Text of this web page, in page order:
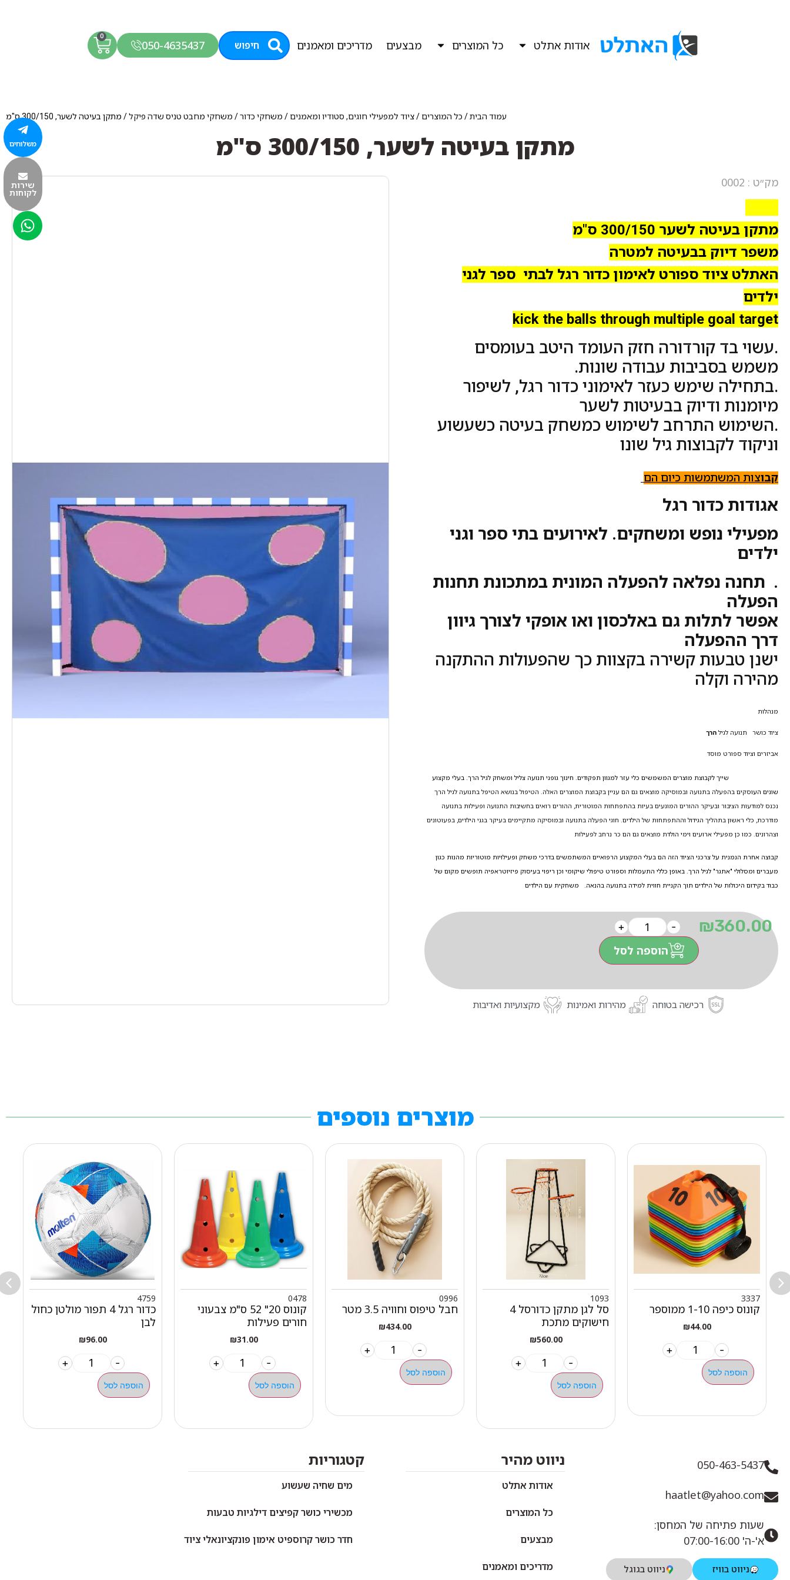
אודות אתלט כל המוצרים מבצעים מדריכים ומאמנים חיפוש 050-4635437
0
עמוד הבית/ כל המוצרים /ציוד למפעילי חוגים, סטודיו ומאמנים / משחקי כדור/ משחקי מחבט טניס שדה פיקל/ מתקן בעיטה לשער, 300/150 ס"מ
מתקן בעיטה לשער, 300/150 ס"מ
מק״ט : 0002
מתקן בעיטה לשער 300/150 ס"מ
משפר דיוק בבעיטה למטרה
האתלט ציוד ספורט לאימון כדור רגל לבתי ספר לגני
ילדים
kick the balls through multiple goal target
.עשוי בד קורדורה חזק העומד היטב בעומסים
משמש בסביבות עבודה שונות.
.בתחילה שימש כעזר לאימוני כדור רגל, לשיפור
מיומנות ודיוק בבעיטות לשער
.השימוש התרחב לשימוש כמשחק בעיטה כשעשוע
וניקוד לקבוצות גיל שונו
קבוצות המשתמשות כיום הם
אגודות כדור רגל
מפעילי נופש ומשחקים. לאירועים בתי ספר וגני
ילדים
. תחנה נפלאה להפעלה המונית במתכונת תחנות
הפעלה
אפשר לתלות גם באלכסון ואו אופקי לצורך גיוון
דרך ההפעלה
ישנן טבעות קשירה בקצוות כך שהפעולות ההתקנה
מהירה וקלה
מנהלות
ציוד כושר תנועה לגיל הרך
אביזרים וציוד ספורט מוסד
שייך לקבוצת מוצרים המשמשים כלי עזר למגוון תפקודים. חינוך גופני תנועה צליל ומשחק לגיל הרך. בעלי מקצוע
שונים העוסקים בהפעלה בתנועה ובמוסיקה מוצאים גם הם עניין בקבוצת המוצרים האלה. הטיפול בנושא הטיפל בתנועה לגיל הרך
נכנס למודעות הציבור ובעיקר ההורים המונעים בעיות בהתפתחות המוטורית, ההורים רואים בחשיבות התנועה ופעילות בתנועה
מודרכת, כלי ראשון בתהליך הגידול וההתפתחות של הילדים. חוגי הפעלה בתנועה ובמוסיקה מתקיימים בעיקר בגני הילדים, בפעוטונים
וצהרונים. כמו כן מפעילי ארועים וימי הולדת מוצאים גם הם כר נרחב לפעילות
קבוצה אחרת הנמנית על צרכני הציוד הזה הם בעלי המקצוע הרפואיים המשתמשים בדרכי משחק ופעילויות מוטוריות מהנות כגון
מעברים ומסלולי "אתגר" לגיל הרך. באופן כללי התעמלות וספורט טיפולי שיקומי וכן ריפוי בעיסוק פיזיוטראפיה תופשים מקום של
כבוד בקידום היכולות של הילדים תוך הקניית חווית למידה בתנועה בהנאה. משחקית עם הילדים
₪360.00
-
+
הוספה לסל
רכישה בטוחה מהירות ואמינות מקצועיות ואדיבות
מוצרים נוספים
3337
קונוס כיפה 1-10 ממוספר
₪44.00
-
+
הוספה לסל
1093
סל לגן מתקן כדורסל 4
חישוקים מתכת
₪560.00
-
+
הוספה לסל
0996
חבל טיפוס וחוויה 3.5 מטר
₪434.00
-
+
הוספה לסל
0478
קונוס 20" 52 ס"מ צבעוני
חורים פעילות
₪31.00
-
+
הוספה לסל
4759
כדור רגל 4 תפור מולטן כחול
לבן
₪96.00
-
+
הוספה לסל
משלוחים
שירות
לקוחות
050-463-5437
haatlet@yahoo.com
שעות פתיחה של המחסן:
א'-ה' 07:00-16:00
ניווט בוויז ניווט בגוגל
ניווט מהיר
אודות אתלט
כל המוצרים
מבצעים
מדריכים ומאמנים
קטגוריות
מים שחיה שעשוע
מכשירי כושר קפיצים דילגיות טבעות
חדר כושר קרוספיט אימון פונקציונאלי ציוד